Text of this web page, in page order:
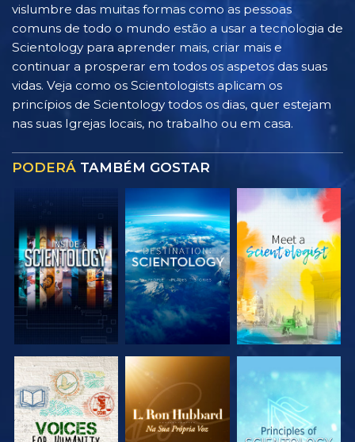
vislumbre das muitas formas como as pessoas
comuns de todo o mundo estão a usar a tecnologia de
Scientology para aprender mais, criar mais e
continuar a prosperar em todos os aspetos das suas
vidas. Veja como os Scientologists aplicam os
princípios de Scientology todos os dias, quer estejam
nas suas Igrejas locais, no trabalho ou em casa.
PODERÁ TAMBÉM GOSTAR
EXPLORAR A
SÉRIE
EXPLORAR A
SÉRIE
EXPLORAR A
SÉRIE